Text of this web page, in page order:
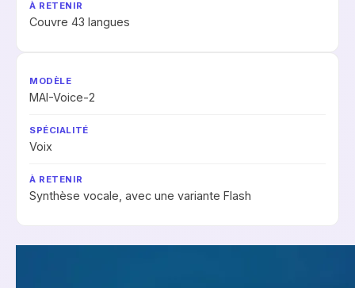
Couvre 43 langues
MAI-Voice-2
Voix
Synthèse vocale, avec une variante Flash